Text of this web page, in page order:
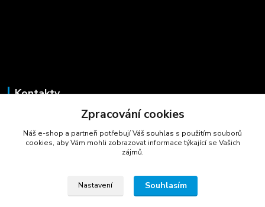
Kontakty
+420 723 725 881
(Po-Pá, 8-16 hod.)
Zpracování cookies
Náš e-shop a partneři potřebují Váš souhlas s použitím souborů
cookies, aby Vám mohli zobrazovat informace týkající se Vašich
zájmů.
Nastavení Souhlasím